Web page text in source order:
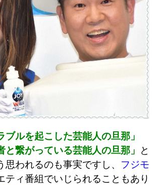
ブルを起こした芸能人の旦那」
と繋がっている芸能人の旦那」
と
思われるのも事実ですし、 フジモ
ティ番組でいじられることもあり